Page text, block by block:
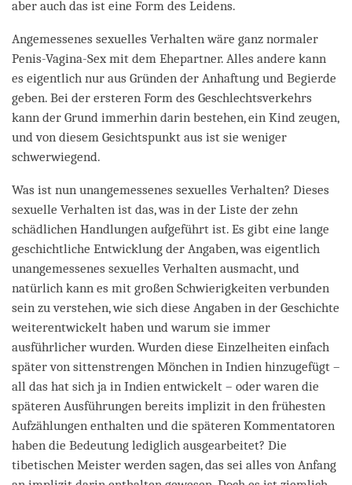
aber auch das ist eine Form des Leidens.
Angemessenes sexuelles Verhalten wäre ganz normaler
Penis-Vagina-Sex mit dem Ehepartner. Alles andere kann
es eigentlich nur aus Gründen der Anhaftung und Begierde
geben. Bei der ersteren Form des Geschlechtsverkehrs
kann der Grund immerhin darin bestehen, ein Kind zeugen,
und von diesem Gesichtspunkt aus ist sie weniger
schwerwiegend.
Was ist nun unangemessenes sexuelles Verhalten? Dieses
sexuelle Verhalten ist das, was in der Liste der zehn
schädlichen Handlungen aufgeführt ist. Es gibt eine lange
geschichtliche Entwicklung der Angaben, was eigentlich
unangemessenes sexuelles Verhalten ausmacht, und
natürlich kann es mit großen Schwierigkeiten verbunden
sein zu verstehen, wie sich diese Angaben in der Geschichte
weiterentwickelt haben und warum sie immer
ausführlicher wurden. Wurden diese Einzelheiten einfach
später von sittenstrengen Mönchen in Indien hinzugefügt –
all das hat sich ja in Indien entwickelt – oder waren die
späteren Ausführungen bereits implizit in den frühesten
Aufzählungen enthalten und die späteren Kommentatoren
haben die Bedeutung lediglich ausgearbeitet? Die
tibetischen Meister werden sagen, das sei alles von Anfang